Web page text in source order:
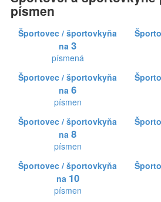
písmen
Športovec / športovkyňa
na 3
písmená
Športovec / športovkyňa
na 6
písmen
Športovec / športovkyňa
na 8
písmen
Športovec / športovkyňa
na 10
písmen